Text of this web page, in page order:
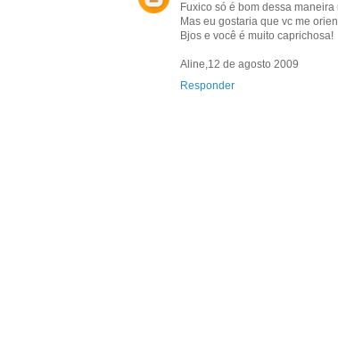
Fuxico só é bom dessa maneira
Mas eu gostaria que vc me
Bjos e você é muito caprichosa!
Aline,12 de agosto 2009
Responder